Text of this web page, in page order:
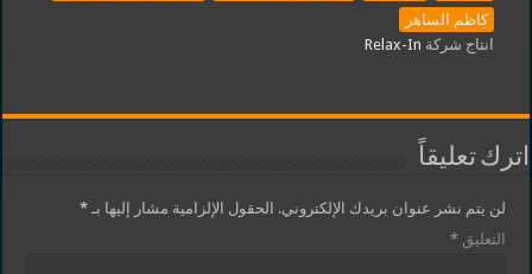
كاظم الساهر
انتاج شركة Relax-In
اترك تعليقاً
لن يتم نشر عنوان بريدك الإلكتروني. الحقول الإلزامية مشار إليها بـ*
التعليق*